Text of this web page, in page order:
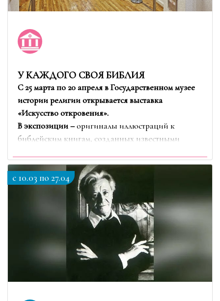
У КАЖДОГО СВОЯ БИБЛИЯ
С 25 марта по 20 апреля в Государственном музее
истории религии открывается выставка
«Искусство откровения».
В экспозиции –оригиналы иллюстраций к
библейским книгам, созданных известными
развернётся в трех выставочных залах на трех
этажах.
29 мастеров представят современное визуальное
прочтение Библии в самых разных
художественных техниках. Это литография, …
c 10.03 по 27.04